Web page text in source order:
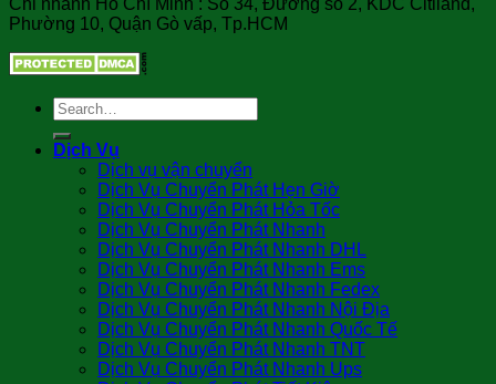
Phường 10, Quận Gò vấp, Tp.HCM
Dịch Vụ
Dịch vụ vận chuyển
Dịch Vụ Chuyển Phát Hẹn Giờ
Dịch Vụ Chuyển Phát Hỏa Tốc
Dịch Vụ Chuyển Phát Nhanh
Dịch Vụ Chuyển Phát Nhanh DHL
Dịch Vụ Chuyển Phát Nhanh Ems
Dịch Vụ Chuyển Phát Nhanh Fedex
Dịch Vụ Chuyển Phát Nhanh Nội Địa
Dịch Vụ Chuyển Phát Nhanh Quốc Tế
Dịch Vụ Chuyển Phát Nhanh TNT
Dịch Vụ Chuyển Phát Nhanh Ups